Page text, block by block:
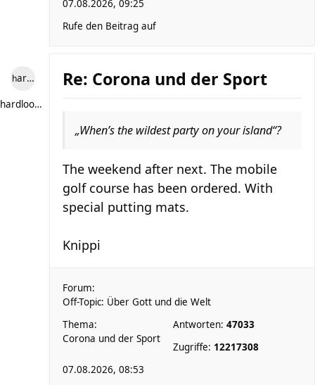
07.08.2026, 09:25
Rufe den Beitrag auf
hardlooper
hardlooper
Re: Corona und der Sport
„When’s the wildest party on your island“?
The weekend after next. The mobile
golf course has been ordered. With
special putting mats.
Knippi
Forum:
Off-Topic: Über Gott und die Welt
Thema:
Corona und der Sport
Antworten: 47033
Zugriffe: 12217308
07.08.2026, 08:53